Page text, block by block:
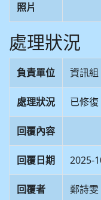
照片
處理狀況
負責單位 資訊組
處理狀況 已修復
回覆內容
回覆日期 2025-
回覆者 鄭詩雯